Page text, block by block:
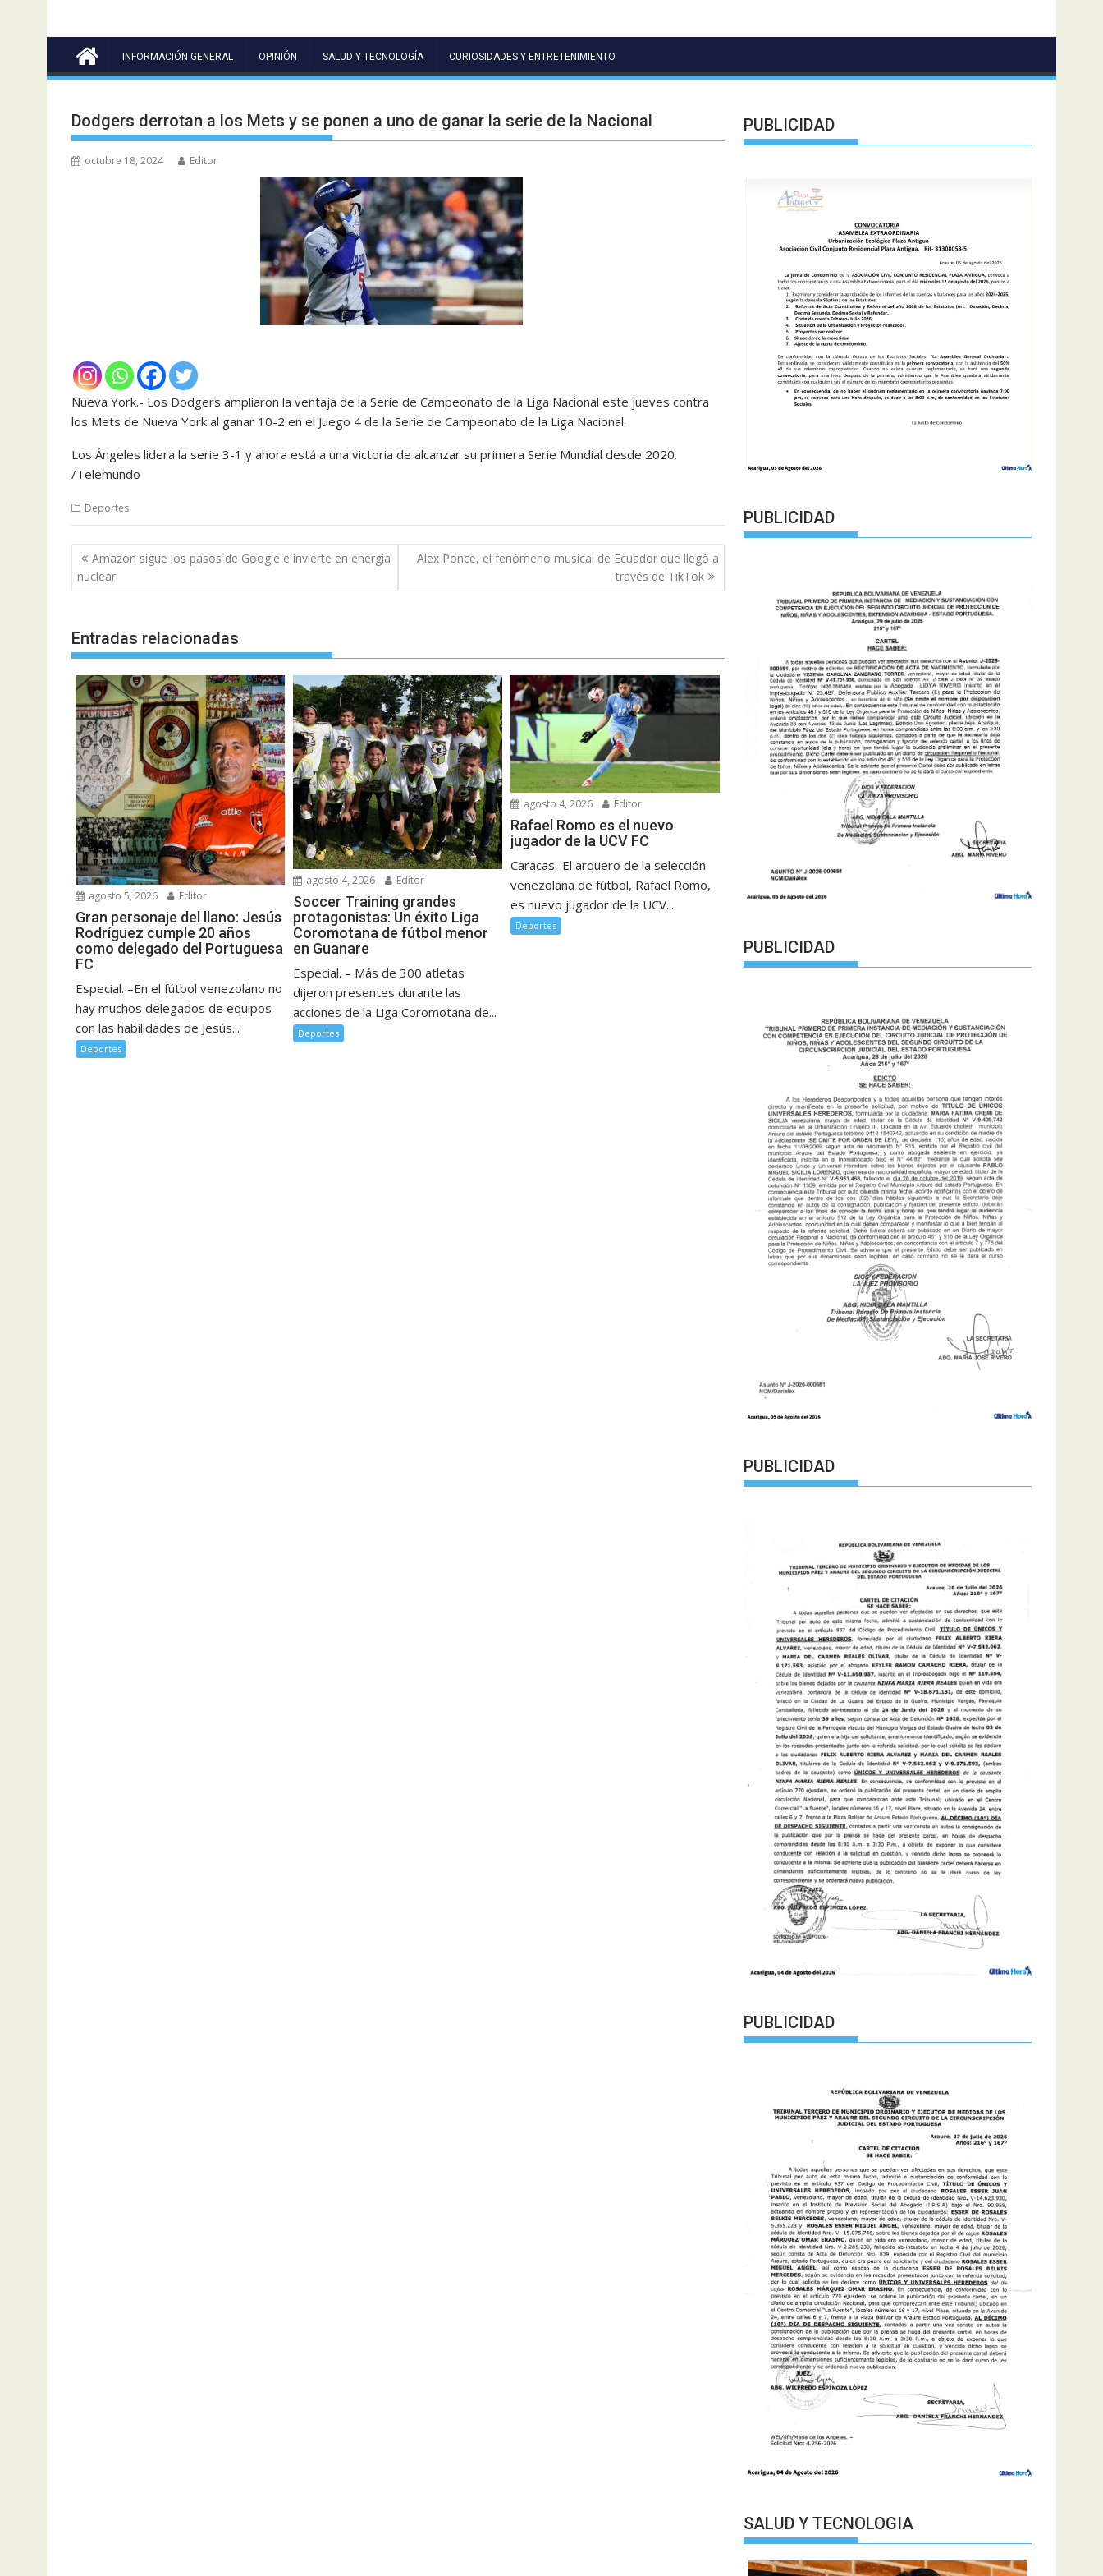
INFORMACIÓN GENERAL OPINIÓN SALUD Y TECNOLOGÍA CURIOSIDADES Y ENTRETENIMIENTO
Dodgers derrotan a los Mets y se ponen a uno de ganar la serie de la Nacional
octubre 18, 2024 Editor
Nueva York.- Los Dodgers ampliaron la ventaja de la Serie de Campeonato de la Liga Nacional este jueves contra
los Mets de Nueva York al ganar 10-2 en el Juego 4 de la Serie de Campeonato de la Liga Nacional.
Los Ángeles lidera la serie 3-1 y ahora está a una victoria de alcanzar su primera Serie Mundial desde 2020.
/Telemundo
Deportes
Navegación
de
entradas
Amazon sigue los pasos de Google e invierte en energía
nuclear
Alex Ponce, el fenómeno musical de Ecuador que llegó a
través de TikTok
Entradas relacionadas
agosto 5, 2026 Editor
Gran personaje del llano: Jesús
Rodríguez cumple 20 años
como delegado del Portuguesa
FC
Especial. –En el fútbol venezolano no
hay muchos delegados de equipos
con las habilidades de Jesús...
Deportes
agosto 4, 2026 Editor
Soccer Training grandes
protagonistas: Un éxito Liga
Coromotana de fútbol menor
en Guanare
Especial. – Más de 300 atletas
dijeron presentes durante las
acciones de la Liga Coromotana de...
Deportes
agosto 4, 2026 Editor
Rafael Romo es el nuevo
jugador de la UCV FC
Caracas.-El arquero de la selección
venezolana de fútbol, Rafael Romo,
es nuevo jugador de la UCV...
Deportes
PUBLICIDAD
PUBLICIDAD
PUBLICIDAD
PUBLICIDAD
PUBLICIDAD
SALUD Y TECNOLOGIA